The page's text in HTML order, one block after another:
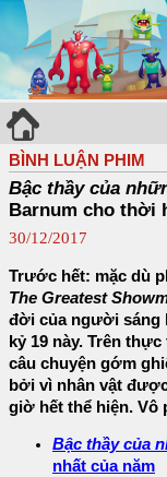
BÌNH LUẬN PHIM
Bậc thầy của
Barnum cho thời
30/12/2017
Trước hết: mặc dù
The Greatest
đời của người sáng
kỷ 19 này. Trên
câu chuyện gớm
bởi vì nhân vật
giờ hết thể hiện. Vô
Bậc thầy của
nhất của năm